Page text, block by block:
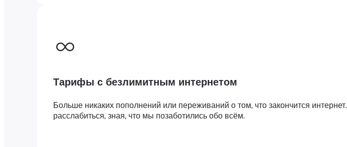
Тарифы с безлимитным интернетом
Больше никаких пополнений или переживаний о том, что закончится
расслабиться, зная, что мы позаботились обо всём.